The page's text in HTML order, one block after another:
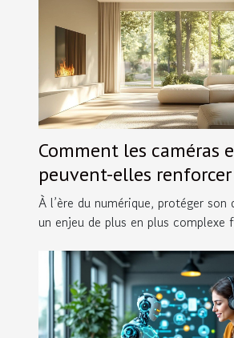
Comment les caméras
peuvent-elles
sécurité domestique ?
À l’ère du numérique, protéger
un enjeu de plus en plus complexe